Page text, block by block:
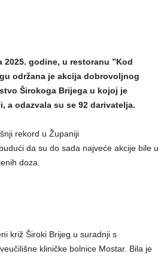
2025. godine, u restoranu ”Kod
održana je akcija dobrovoljnog
Širokoga Brijega u kojoj je
a odazvala su se 92 darivatelja.
rekord u Županiji
da su do sada najveće akcije bile u
doza.
križ Široki Brijeg u suradnji s
kliničke bolnice Mostar. Bila je